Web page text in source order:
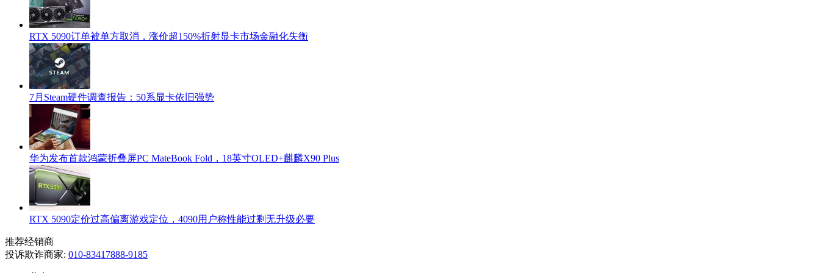
RTX 5090订单被单方取消，涨价超150%折射显卡市场金融化失衡
7月Steam硬件调查报告：50系显卡依旧强势
华为发布首款鸿蒙折叠屏PC MateBook Fold，18英寸OLED+麒麟X90 Plus
RTX 5090定价过高偏离游戏定位，4090用户称性能过剩无升级必要
推荐经销商
投诉欺诈商家: 010-83417888-9185